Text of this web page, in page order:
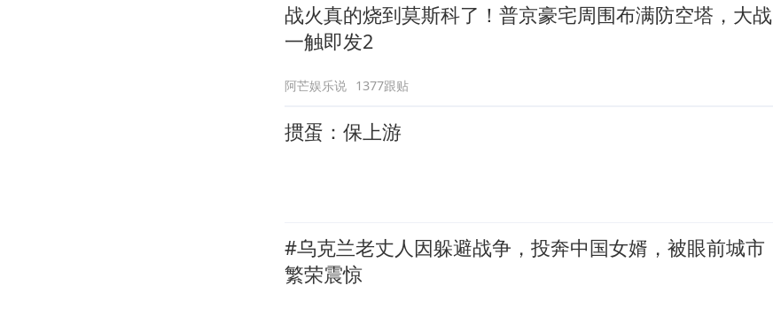
战火真的烧到莫斯科了！普京豪宅周围布满防空塔，大战
一触即发2
阿芒娱乐说 1377跟贴
掼蛋：保上游
#乌克兰老丈人因躲避战争，投奔中国女婿，被眼前城市
繁荣震惊